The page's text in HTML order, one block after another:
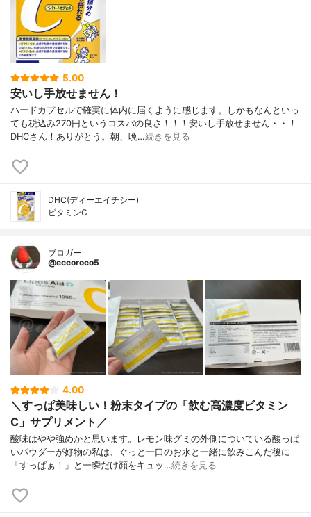
5.00
安いし手放せません！
ハードカプセルで確実に体内に届くように感じます。しかもなんといっ
ても税込み270円というコスパの良さ！！！安いし手放せません・・！
DHCさん！ありがとう。朝、晩…続きを見る
DHC(ディーエイチシー)
ビタミンC
ブロガー
@eccoroco5
4.00
＼すっぱ美味しい！粉末タイプの「飲む高濃度ビタミン
C」サプリメント／
酸味はやや強めかと思います。レモン味グミの外側についている酸っぱ
いパウダーが好物の私は、ぐっと一口のお水と一緒に飲みこんだ後に
「すっぱぁ！」と一瞬だけ顔をキュッ…続きを見る